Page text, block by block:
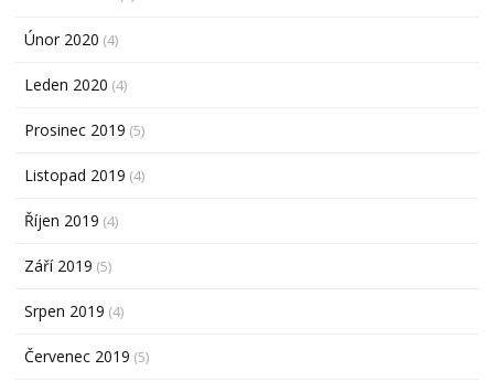
Únor 2020 (4)
Leden 2020 (4)
Prosinec 2019 (5)
Listopad 2019 (4)
Říjen 2019 (4)
Září 2019 (5)
Srpen 2019 (4)
Červenec 2019 (5)